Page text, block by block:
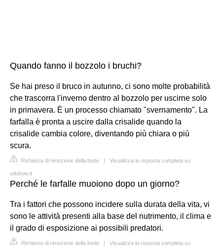
Quando fanno il bozzolo i bruchi?
Se hai preso il bruco in autunno, ci sono molte probabilità
che trascorra l'inverno dentro al bozzolo per uscirne solo
in primavera. È un processo chiamato "svernamento". La
farfalla è pronta a uscire dalla crisalide quando la
crisalide cambia colore, diventando più chiara o più
scura.
Richiesta di rimozione della fonte | Visualizza la risposta completa su
wikihow.it
Perché le farfalle muoiono dopo un giorno?
Tra i fattori che possono incidere sulla durata della vita, vi
sono le attività presenti alla base del nutrimento, il clima e
il grado di esposizione ai possibili predatori.
Richiesta di rimozione della fonte | Visualizza la risposta completa su